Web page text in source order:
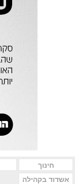
חינוך
אשדוד בקהילה